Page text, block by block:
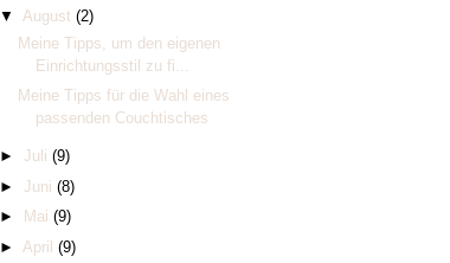
▼ August (2)
Meine Tipps, um den eigenen
Einrichtungsstil zu fi...
Meine Tipps für die Wahl eines
passenden Couchtisches
► Juli (9)
► Juni (8)
►
Mai (9)
► April (9)